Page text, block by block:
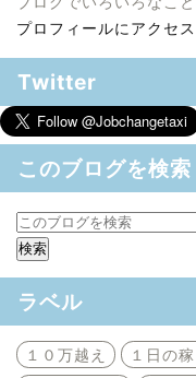
プロフィールにアクセス
Twitter
このブログを検索
ラベル
１０万越え １日の